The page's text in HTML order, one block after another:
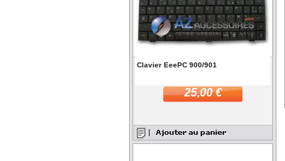
Clavier EeePC 900/901
25,00 €